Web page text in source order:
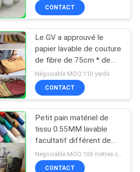
CONTACT
Le GV a approuvé le
papier lavable de couture
de fibre de 75cm * de
100M avec 0.3mm
0.55mm 0.8mm
Négociable MOQ:110 yards
CONTACT
Petit pain matériel de
tissu 0.55MM lavable
facultatif différent de
couleur pour faire des
sacs
CONTACT